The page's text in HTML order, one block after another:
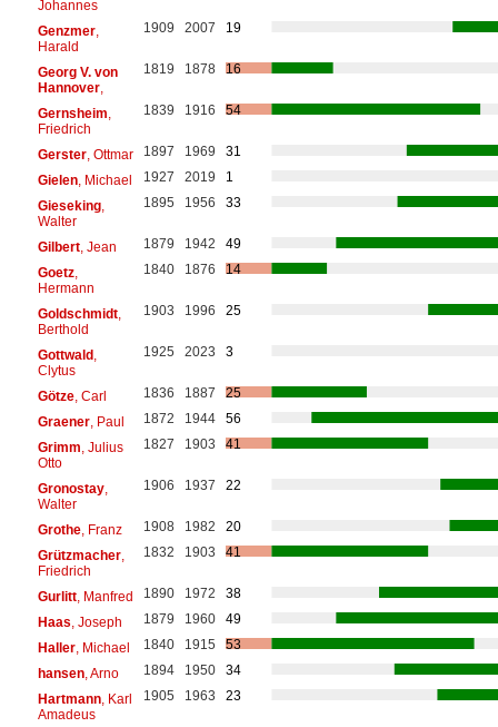
Johannes
Genzmer,
Harald
1909 2007 19
Georg V. von
Hannover,
1819 1878 16
Gernsheim
Friedrich
1839 1916 54
Gerster, Ottmar 1897 1969
31
Gielen, Michael 1927 2019
1
Gieseking,
Walter
1895 1956 33
Gilbert, Jean 1879 1942
49
Goetz,
Hermann
1840 1876 14
Goldschmidt,
Berthold
1903 1996 25
Gottwald,
Clytus
1925 2023 3
Götze, Carl 1836 1887
25
Graener, Paul 1872 1944
56
Grimm , Julius
Otto
1827 1903 41
Gronostay,
Walter
1906 1937 22
Grothe, Franz 1908 1982
20
Grützmacher,
Friedrich
1832 1903 41
Gurlitt, Manfred 1890 1972
38
Haas , Joseph 1879 1960
49
Haller, Michael 1840 1915
53
hansen, Arno 1894 1950
34
Hartmann, Karl
Amadeus
1905 1963 23